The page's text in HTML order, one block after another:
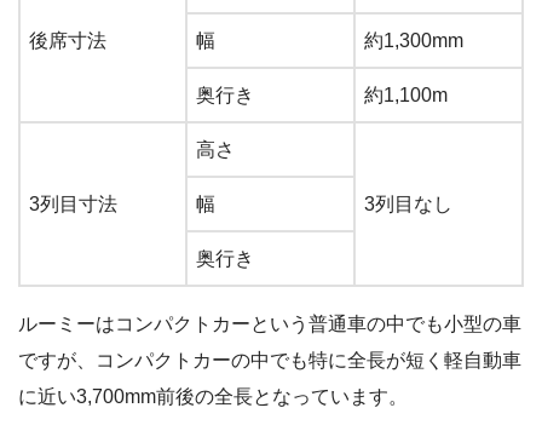
後席寸法 幅 約1,300mm
奥行き 約1,100m
3列目寸法
高さ
3列目なし
幅
奥行き
ルーミーはコンパクトカーという普通車の中でも小型の車
ですが、コンパクトカーの中でも特に全長が短く軽自動車
に近い3,700mm前後の全長となっています。